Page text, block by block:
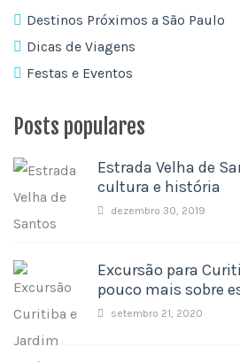
Destinos Próximos a São Paulo
Dicas de Viagens
Festas e Eventos
Posts populares
Estrada Velha de
cultura e história
dezembro 30, 2019
Excursão para
pouco mais sobre
setembro 21, 2020